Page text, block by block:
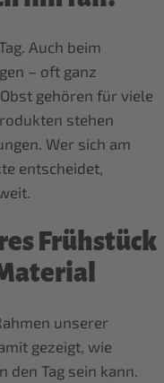
Auch beim
– oft ganz
gehören für viele
stehen
Wer sich am
entscheidet,
Frühstück
unserer
gezeigt, wie
den Tag sein kann.